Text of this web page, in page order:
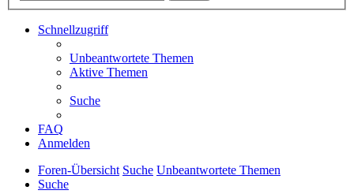
Schnellzugriff
Unbeantwortete Themen
Aktive Themen
Suche
FAQ
Anmelden
Foren-Übersicht Suche Unbeantwortete Themen
Suche